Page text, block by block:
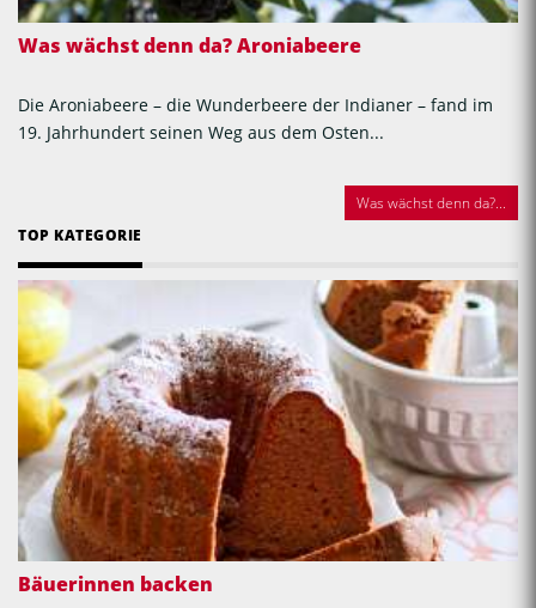
Was wächst denn da? Aroniabeere
Die Aroniabeere – die Wunderbeere der Indianer – fand im
19. Jahrhundert seinen Weg aus dem Osten...
Was wächst denn da?...
TOP KATEGORIE
Bäuerinnen backen